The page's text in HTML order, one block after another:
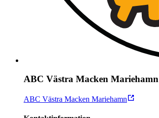
ABC Västra Macken Mariehamn
ABC Västra Macken Mariehamn